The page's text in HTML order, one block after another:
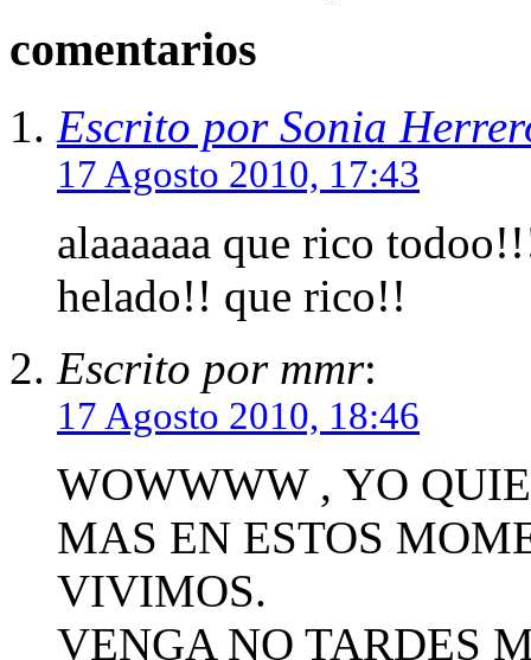
comentarios
Escrito por Sonia
17 Agosto 2010, 17:43
alaaaaaa que rico
helado!! que rico!!
Escrito por mmr:
17 Agosto 2010, 18:46
WOWWWW , YO
MAS EN ESTOS
VIVIMOS.
VENGA NO TARDES